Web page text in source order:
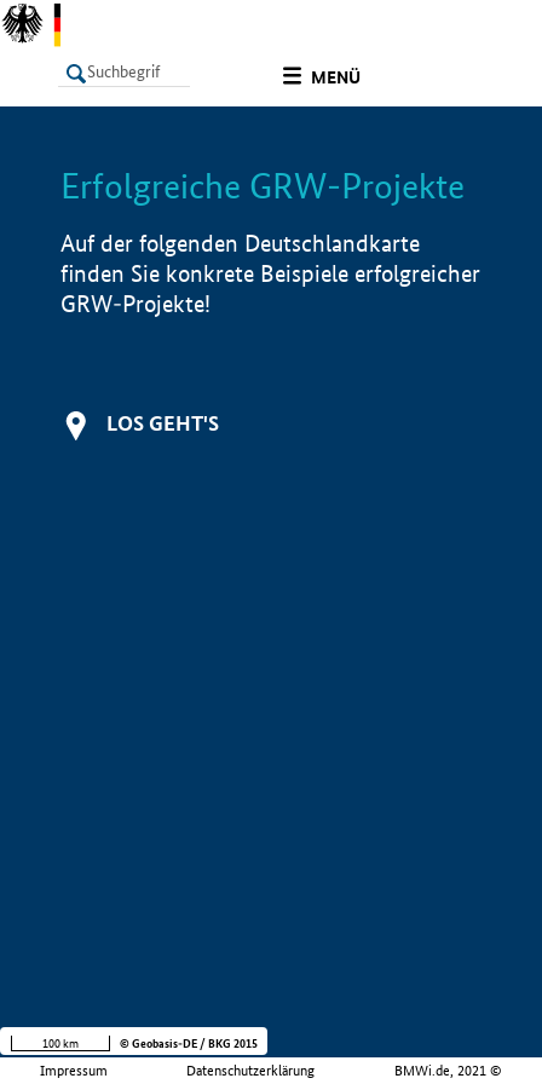
MENÜ
LISTE Info
Erfolgreiche GRW-Projekte
Auf der folgenden Deutschlandkarte
finden Sie konkrete Beispiele erfolgreicher
GRW-Projekte!
LOS GEHT'S
Impressum Datenschutzerklärung BMWi.de, 2021 ©
100 km © Geobasis-DE / BKG 2015